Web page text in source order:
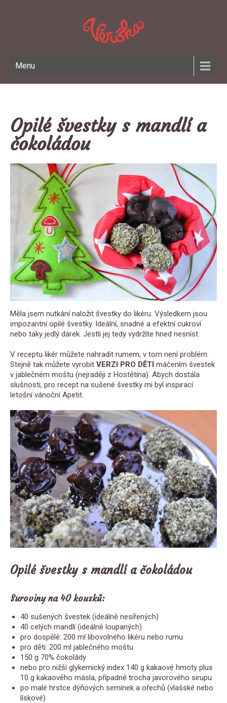
Menu
Opilé švestky s mandlí a
čokoládou
Měla jsem nutkání naložit švestky do likéru. Výsledkem jsou
impozantní opilé švestky. Ideální, snadné a efektní cukroví
nebo taky jedlý dárek. Jestli jej tedy vydržíte hned nesníst.
V receptu likér můžete nahradit rumem, v tom není problém.
Stejně tak můžete vyrobit VERZI PRO DĚTI máčením švestek
v jablečném moštu (nejraději z Hostětína). Abych dostála
slušnosti, pro recept na sušené švestky mi byl inspirací
letošní vánoční Apetit.
Opilé švestky s mandlí a čokoládou
Suroviny na 40 kousků:
40 sušených švestek (ideálně nesířených)
40 celých mandlí (ideálně loupaných)
pro dospělé: 200 ml libovolného likéru nebo rumu
pro děti: 200 ml jablečného moštu
150 g 70% čokolády
nebo pro nižší glykemický index 140 g kakaové hmoty plus
10 g kakaového másla, případně trocha javorového sirupu
po malé hrstce dýňových semínek a ořechů (vlašské nebo
lískové)